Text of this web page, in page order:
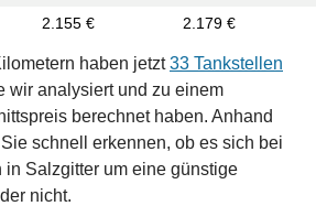
2.155 € 2.179 €
haben jetzt33 Tankstellen
wir analysiert und zu einem
berechnet haben. Anhand
schnell erkennen, ob es sich bei
in Salzgitter um eine günstige
nicht.